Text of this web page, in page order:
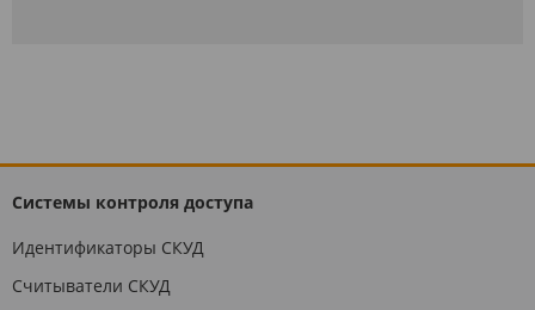
Системы контроля доступа
Идентификаторы СКУД
Считыватели СКУД